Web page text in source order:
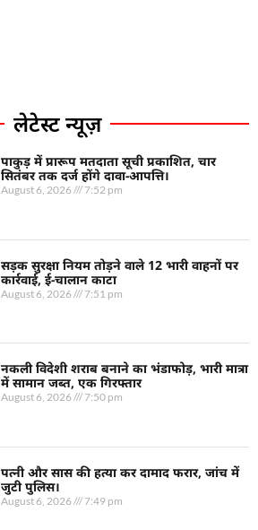
लेटेस्ट न्यूज़
पाकुड़ में प्रारूप मतदाता सूची प्रकाशित, चार
सितंबर तक दर्ज होंगे दावा-आपत्ति।
August 6, 2026 7:52 pm
सड़क सुरक्षा नियम तोड़ने वाले 12 भारी वाहनों पर
कार्रवाई, ई-चालान काटा
August 6, 2026 7:51 pm
नकली विदेशी शराब बनाने का भंडाफोड़, भारी मात्रा
में सामान जब्त, एक गिरफ्तार
August 6, 2026 7:50 pm
पत्नी और सास की हत्या कर दामाद फरार, जांच में
जुटी पुलिस।
August 6, 2026 7:49 pm